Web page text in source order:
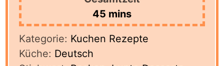
45 minutes
mins
Kategorie: Kuchen Rezepte
Küche: Deutsch